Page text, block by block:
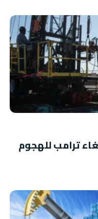
ترامب للهجوم